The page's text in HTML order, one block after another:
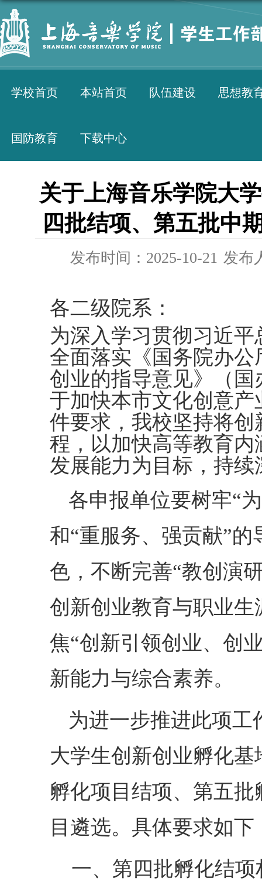
学校首页 本站首页 队伍建设 思想教
国防教育 下载中心
关于上海音乐学院大
四批结项、第五批中
发布时间：2025-10-21 发布
各二级院系：
为深入学习贯彻习近
全面落实《国务院办
创业的指导意见》（国
于加快本市文化创意
件要求，我校坚持将
程，以加快高等教育
发展能力为目标，持续
各申报单位要树牢“
和“重服务、强贡献”
色，不断完善“教创演
创新创业教育与职业
焦“创新引领创业、创
新能力与综合素养。
为进一步推进此项
大学生创新创业孵化
孵化项目结项、第五
目遴选。具体要求如下
一、第四批孵化结